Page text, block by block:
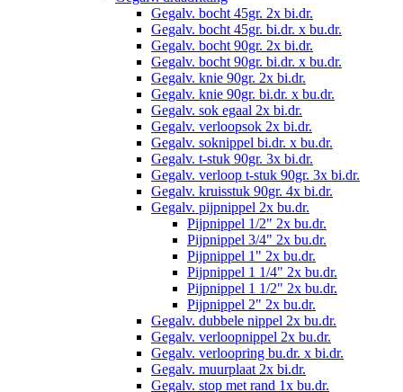
Gegalv. bocht 45gr. 2x bi.dr.
Gegalv. bocht 45gr. bi.dr. x bu.dr.
Gegalv. bocht 90gr. 2x bi.dr.
Gegalv. bocht 90gr. bi.dr. x bu.dr.
Gegalv. knie 90gr. 2x bi.dr.
Gegalv. knie 90gr. bi.dr. x bu.dr.
Gegalv. sok egaal 2x bi.dr.
Gegalv. verloopsok 2x bi.dr.
Gegalv. soknippel bi.dr. x bu.dr.
Gegalv. t-stuk 90gr. 3x bi.dr.
Gegalv. verloop t-stuk 90gr. 3x bi.dr.
Gegalv. kruisstuk 90gr. 4x bi.dr.
Gegalv. pijpnippel 2x bu.dr.
Pijpnippel 1/2" 2x bu.dr.
Pijpnippel 3/4" 2x bu.dr.
Pijpnippel 1" 2x bu.dr.
Pijpnippel 1 1/4" 2x bu.dr.
Pijpnippel 1 1/2" 2x bu.dr.
Pijpnippel 2" 2x bu.dr.
Gegalv. dubbele nippel 2x bu.dr.
Gegalv. verloopnippel 2x bu.dr.
Gegalv. verloopring bu.dr. x bi.dr.
Gegalv. muurplaat 2x bi.dr.
Gegalv. stop met rand 1x bu.dr.